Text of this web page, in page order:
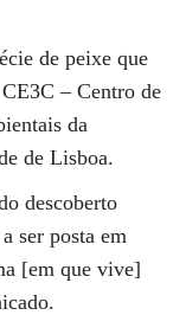
de peixe que
– Centro de
da
de Lisboa.
descoberto
ser posta em
[em que vive]